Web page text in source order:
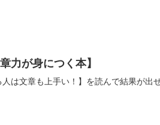
力が身につく本】
は文章も上手い！】を読んで結果が出